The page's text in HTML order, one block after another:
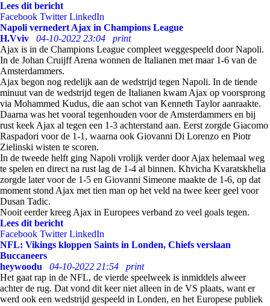
Lees dit bericht
Facebook Twitter LinkedIn
Napoli vernedert Ajax in Champions League
H.Vviv
04-10-2022 23:04
print
Ajax is in de Champions League compleet weggespeeld door Napoli.
In de Johan Cruijff Arena wonnen de Italianen met maar 1-6 van de
Amsterdammers.
Ajax begon nog redelijk aan de wedstrijd tegen Napoli. In de tiende
minuut van de wedstrijd tegen de Italianen kwam Ajax op voorsprong
via Mohammed Kudus, die aan schot van Kenneth Taylor aanraakte.
Daarna was het vooral tegenhouden voor de Amsterdammers en bij
rust keek Ajax al tegen een 1-3 achterstand aan. Eerst zorgde Giacomo
Raspadori voor de 1-1, waarna ook Giovanni Di Lorenzo en Piotr
Zielinski wisten te scoren.
In de tweede helft ging Napoli vrolijk verder door Ajax helemaal weg
te spelen en direct na rust lag de 1-4 al binnen. Khvicha Kvaratskhelia
zorgde later voor de 1-5 en Giovanni Simeone maakte de 1-6, op dat
moment stond Ajax met tien man op het veld na twee keer geel voor
Dusan Tadic.
Nooit eerder kreeg Ajax in Europees verband zo veel goals tegen.
Lees dit bericht
Facebook Twitter LinkedIn
NFL: Vikings kloppen Saints in Londen, Chiefs verslaan
Buccaneers
heywoodu
04-10-2022 21:54
print
Het gaat rap in de NFL, de vierde speelweek is inmiddels alweer
achter de rug. Dat vond dit keer niet alleen in de VS plaats, want er
werd ook een wedstrijd gespeeld in Londen, en het Europese publiek